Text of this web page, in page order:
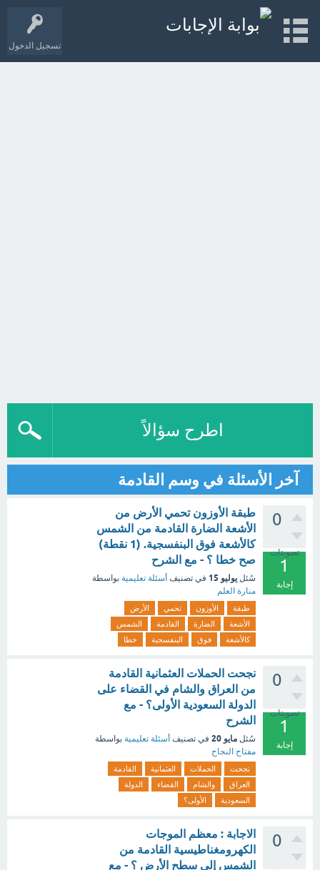
تسجيل الدخول
اطرح سؤالاً
آخر الأسئلة في وسم القادمة
0
تصويتات
1
إجابة
طبقة الأوزون تحمي الأرض من
الأشعة الضارة القادمة من الشمس
كالأشعة فوق البنفسجية. (1 نقطة)
صح خطا ؟ - مع الشرح
سُئل يوليو 15 في تصنيف أسئلة تعليمية بواسطة
منارة العلم
طبقة الأوزون تحمي
الأرض
الأشعة
الضارة القادمة
الشمس
كالأشعة
فوق البنفسجية خطا
0
تصويتات
1
إجابة
نجحت الحملات العثمانية القادمة
من العراق والشام في القضاء على
الدولة السعودية الأولى؟ - مع
الشرح
سُئل مايو 20 في تصنيف أسئلة تعليمية بواسطة
مفتاح النجاح
نجحت الحملات العثمانية
القادمة
العراق
والشام القضاء
الدولة
السعودية
الأولى؟
0
الاجابة : معظم الموجات
الكهرومغناطيسية القادمة من
الشمس إلى سطح الأرض ؟ - مع